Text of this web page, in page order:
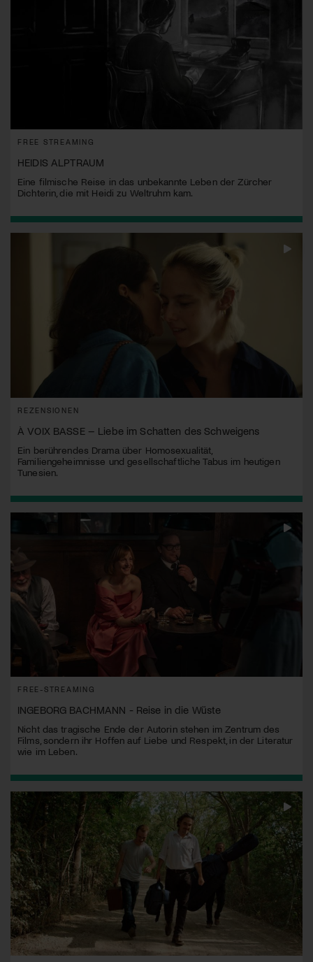
FREE STREAMING
HEIDIS ALPTRAUM
Eine filmische Reise in das unbekannte Leben der Zürcher
Dichterin, die mit Heidi zu Weltruhm kam.
REZENSIONEN
À VOIX BASSE – Liebe im Schatten des Schweigens
Ein berührendes Drama über Homosexualität,
Familiengeheimnisse und gesellschaftliche Tabus im heutigen
Tunesien.
FREE-STREAMING
INGEBORG BACHMANN - Reise in die Wüste
Nicht das tragische Ende der Autorin stehen im Zentrum des
Films, sondern ihr Hoffen auf Liebe und Respekt, in der Literatur
wie im Leben.